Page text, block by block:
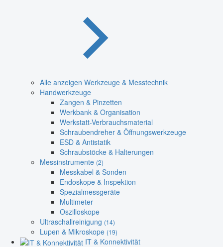
Alle anzeigen Werkzeuge & Messtechnik
Handwerkzeuge
Zangen & Pinzetten
Werkbank & Organisation
Werkstatt-Verbrauchsmaterial
Schraubendreher & Öffnungswerkzeuge
ESD & Antistatik
Schraubstöcke & Halterungen
Messinstrumente (2)
Messkabel & Sonden
Endoskope & Inspektion
Spezialmessgeräte
Multimeter
Oszilloskope
Ultraschallreinigung (14)
Lupen & Mikroskope (19)
IT & Konnektivität